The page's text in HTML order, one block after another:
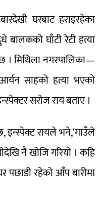
घरबाट हराइरहेका
बालकको घाँटी रेटी हत्या
। मिथिला नगरपालिका—
साहको हत्या भएको
सरोज राय बताए ।
इन्स्पेक्ट रायले भने,‘गाउँले
नै खोजि गरियो । कहि
पछाडी रहेको आँप बारीमा